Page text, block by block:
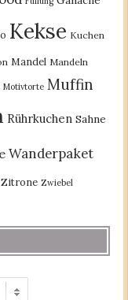
Kekse Kuchen
Mandel Mandeln
Motivtorte Muffin
Rührkuchen Sahne
Wanderpaket
Zitrone Zwiebel